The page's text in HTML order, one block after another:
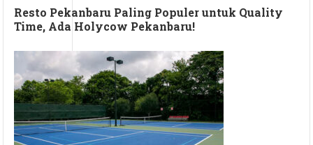
Resto Pekanbaru Paling Populer untuk Quality
Time, Ada Holycow Pekanbaru!